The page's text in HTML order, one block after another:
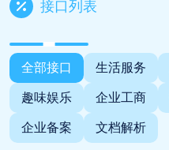
接口列表
全部接口 生活服务
趣味娱乐
企业工商
企业备案
文档解析